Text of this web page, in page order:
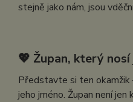
stejně jako nám, jsou
💖 Župan, který
Představte si ten okamžik
jeho jméno. Župan není